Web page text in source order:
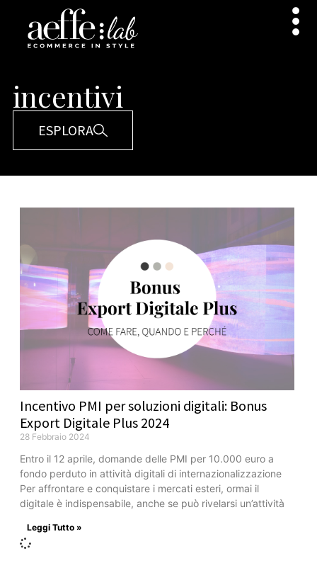
incentivi
ESPLORA
Incentivo PMI per soluzioni digitali: Bonus
Export Digitale Plus 2024
28 Febbraio 2024
Entro il 12 aprile, domande delle PMI per 10.000 euro a
fondo perduto in attività digitali di internazionalizzazione
Per affrontare e conquistare i mercati esteri, ormai il
digitale è indispensabile, anche se può rivelarsi un’attività
Leggi Tutto »